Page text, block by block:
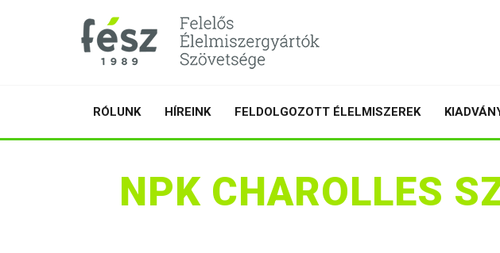
RÓLUNK HÍREINK FELDOLGOZOTT ÉLELMISZEREK
NPK CHAROLLES